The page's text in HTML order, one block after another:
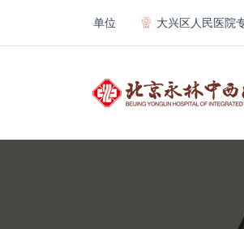
大兴区人民医院专科